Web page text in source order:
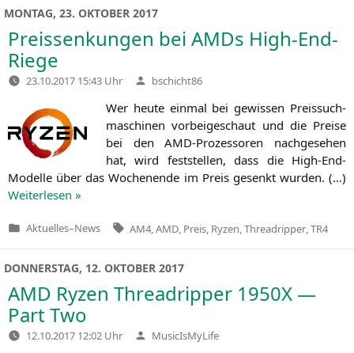
MONTAG, 23. OKTOBER 2017
Preissenkungen bei AMDs High-End-
Riege
23.10.2017 15:43 Uhr Verfasst
von
bschicht86
Wer heu­te ein­mal bei gewis­sen Preis­such­
ma­schi­nen vor­bei­ge­schaut und die Prei­se
bei den AMD-Pro­zes­so­ren nach­ge­se­hen
hat, wird fest­stel­len, dass die High-End-
Model­le über das Wochen­en­de im Preis gesenkt wur­den. (…)
Wei­ter­le­sen »
Veröffentlicht
Aktuelles–News Tags:
AM4 AMD Preis Ryzen Threadripper TR4
DONNERSTAG, 12. OKTOBER 2017
AMD Ryzen Threadripper 1950X —
Part Two
12.10.2017 12:02 Uhr Verfasst
von
MusicIsMyLife